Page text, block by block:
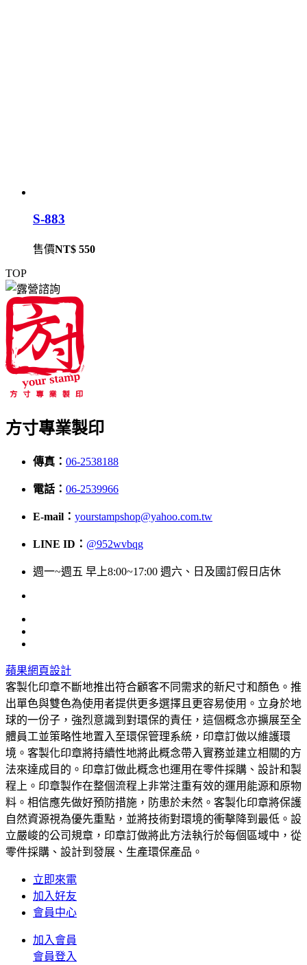
S-883
售價NT$ 550
TOP
方寸專業製印
傳真： 06-2538188
電話： 06-2539966
E-mail： yourstampshop@yahoo.com.tw
LINE ID： @952wvbqg
週一~週五 早上8:00~17:00 週六、日及國訂假日店休
蘋果網頁設計
客製化印章不斷地推出符合顧客不同需求的新尺寸和顏色。推
出單色與雙色為使用者提供更多選擇且更容易使用。立身於地
球的一份子，強烈意識到對環保的責任，這個概念亦擴展至全
體員工並策略性地置入至環保管理系統，印章訂做以維護環
境。客製化印章將持續性地將此概念帶入實務並建立相關的方
法來達成目的。印章訂做此概念也運用在零件採購、設計和製
程上。印章製作在整個流程上非常注重有效的運用能源和原物
料。相信應先做好預防措施，防患於未然。客製化印章將保護
自然資源視為優先重點，並將技術對環境的衝擊降到最低。設
立嚴峻的公司規章，印章訂做將此方法執行於每個區域中，從
零件採購、設計到發展、生產環保產品。
立即來電
加入好友
會員中心
加入會員
會員登入